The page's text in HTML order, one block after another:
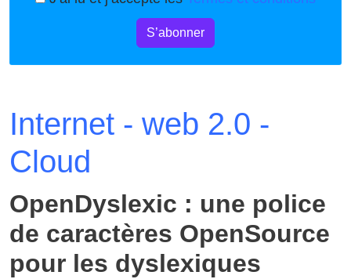
S’abonner
Internet - web 2.0 -
Cloud
OpenDyslexic : une police
de caractères OpenSource
pour les dyslexiques